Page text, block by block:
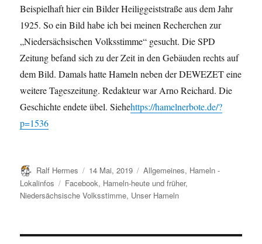
Beispielhaft hier ein Bilder Heiliggeiststraße aus dem Jahr
1925. So ein Bild habe ich bei meinen Recherchen zur
„Niedersächsischen Volksstimme“ gesucht. Die SPD
Zeitung befand sich zu der Zeit in den Gebäuden rechts auf
dem Bild. Damals hatte Hameln neben der DEWEZET eine
weitere Tageszeitung. Redakteur war Arno Reichard. Die
Geschichte endete übel. Siehehttps://hamelnerbote.de/?
p=1536
Autor
Ralf Hermes
Veröffentlicht
am
14 Mai, 2019 Kategorien
Allgemeines, Hameln -
Lokalinfos
Schlagwörter
Facebook, Hameln-heute und früher,
Niedersächsische Volksstimme, Unser Hameln